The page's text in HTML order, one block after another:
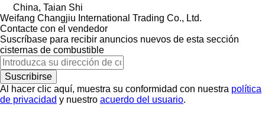
China, Taian Shi
Weifang Changjiu International Trading Co., Ltd.
Contacte con el vendedor
Suscríbase para recibir anuncios nuevos de esta sección
cisternas de combustible
Suscribirse
Al hacer clic aquí, muestra su conformidad con nuestra política
de privacidad y nuestro acuerdo del usuario.